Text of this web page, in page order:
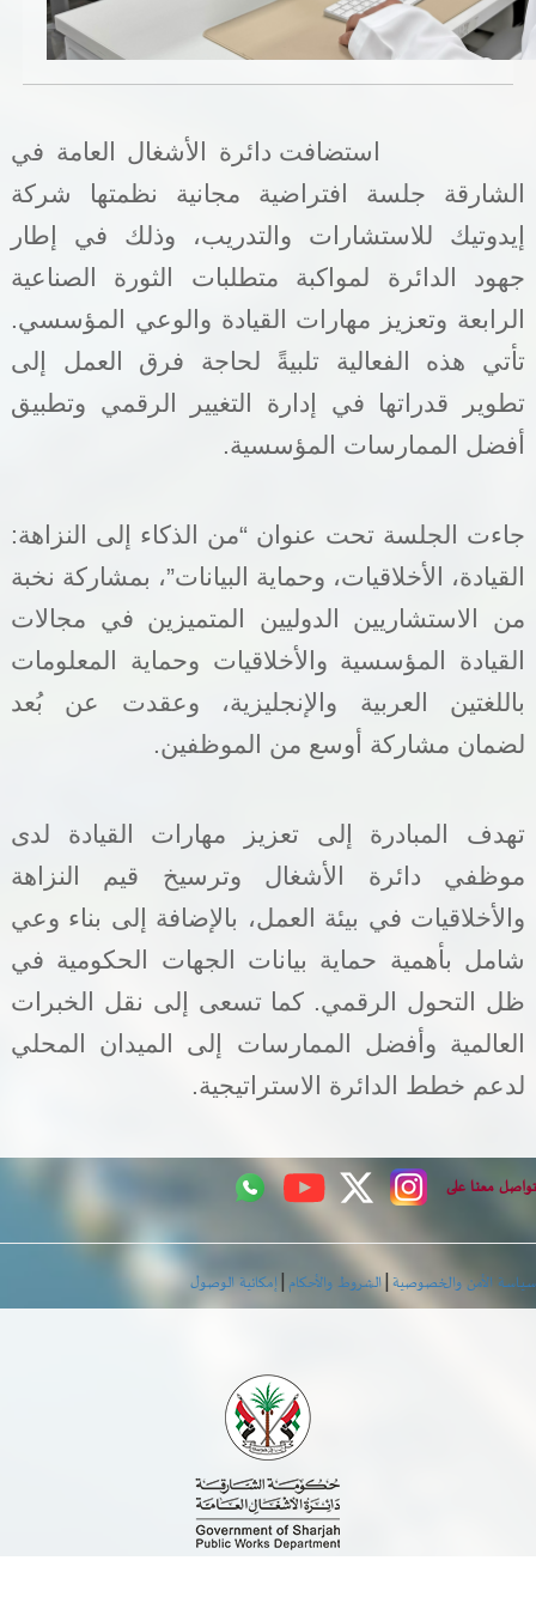
خدمات الدائرة
خدمات الأفراد
خدمات الشركات
خدمات الجهات الحكومية
خدمات الموظفين
المكتبة الإلكترونية
استضافت دائرة الأشغال العامة في
الشارقة جلسة افتراضية مجانية نظمتها شركة
إيدوتيك للاستشارات والتدريب، وذلك في إطار
جهود الدائرة لمواكبة متطلبات الثورة الصناعية
الرابعة وتعزيز مهارات القيادة والوعي المؤسسي.
تأتي هذه الفعالية تلبيةً لحاجة فرق العمل إلى
تطوير قدراتها في إدارة التغيير الرقمي وتطبيق
أفضل الممارسات المؤسسية.
جاءت الجلسة تحت عنوان “من الذكاء إلى النزاهة:
القيادة، الأخلاقيات، وحماية البيانات”، بمشاركة نخبة
من الاستشاريين الدوليين المتميزين في مجالات
القيادة المؤسسية والأخلاقيات وحماية المعلومات
باللغتين العربية والإنجليزية، وعقدت عن بُعد
لضمان مشاركة أوسع من الموظفين.
تهدف المبادرة إلى تعزيز مهارات القيادة لدى
موظفي دائرة الأشغال وترسيخ قيم النزاهة
والأخلاقيات في بيئة العمل، بالإضافة إلى بناء وعي
شامل بأهمية حماية بيانات الجهات الحكومية في
ظل التحول الرقمي. كما تسعى إلى نقل الخبرات
العالمية وأفضل الممارسات إلى الميدان المحلي
لدعم خطط الدائرة الاستراتيجية.
معنا على
الأمن والخصوصية| الشروط والأحكام| إمكانية الوصول